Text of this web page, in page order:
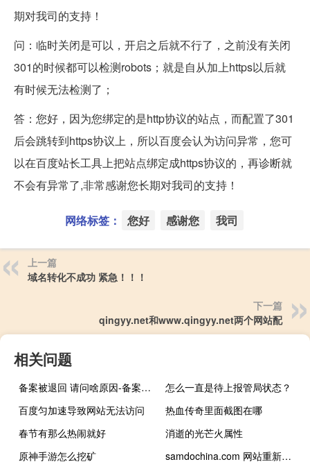
期对我司的支持！
问：临时关闭是可以，开启之后就不行了，之前没有关闭
301的时候都可以检测robots；就是自从加上https以后就
有时候无法检测了；
答：您好，因为您绑定的是http协议的站点，而配置了301
后会跳转到https协议上，所以百度会认为访问异常，您可
以在百度站长工具上把站点绑定成https协议的，再诊断就
不会有异常了,非常感谢您长期对我司的支持！
网络标签： 您好 感谢您 我司
上一篇
域名转化不成功 紧急！！！
下一篇
qingyy.net和www.qingyy.net两个网站配
相关问题
备案被退回 请问啥原因-备案平台
怎么一直是待上报管局状态？
百度匀加速导致网站无法访问
热血传奇里面截图在哪
春节有那么热闹就好
消逝的光芒火属性
原神手游怎么挖矿
samdochina.com 网站重新备案问题